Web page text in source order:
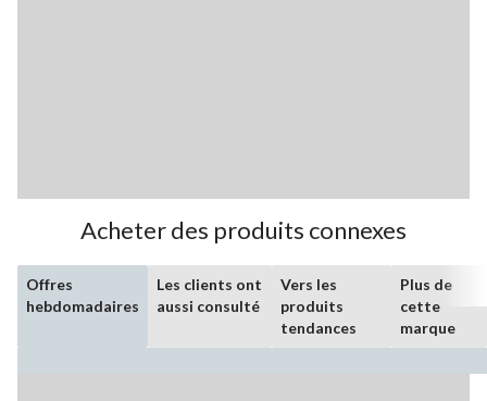
Acheter des produits connexes
Offres
hebdomadaires
Les clients ont
aussi consulté
Vers les
produits
tendances
Plus de
cette
marque